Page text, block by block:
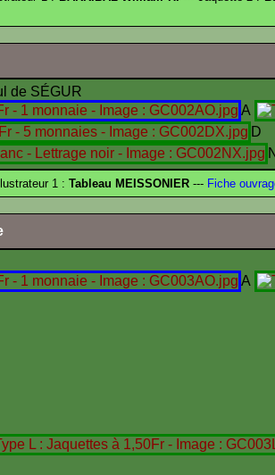
de SÉGUR
A
N
1 : Tableau MEISSONIER --- Fiche
A